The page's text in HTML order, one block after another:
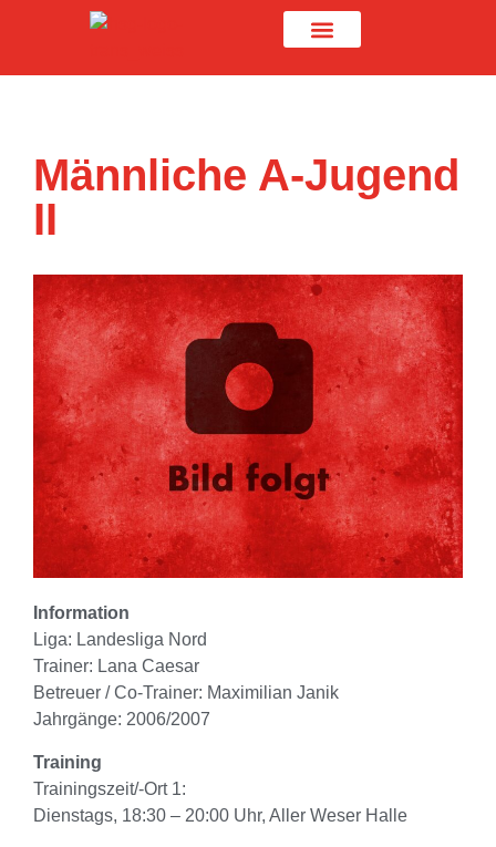
Männliche A-Jugend
II
Information
Liga: Landesliga Nord
Trainer: Lana Caesar
Betreuer / Co-Trainer: Maximilian Janik
Jahrgänge: 2006/2007
Training
Trainingszeit/-Ort 1:
Dienstags, 18:30 – 20:00 Uhr, Aller Weser Halle